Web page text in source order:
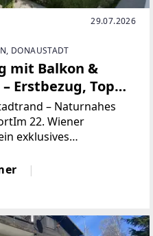
29.07.2026
DONAUSTADT
mit Balkon &
Erstbezug, Top
– Naturnahes
22. Wiener
exklusives
Eigentums- und
von 2 bis 4